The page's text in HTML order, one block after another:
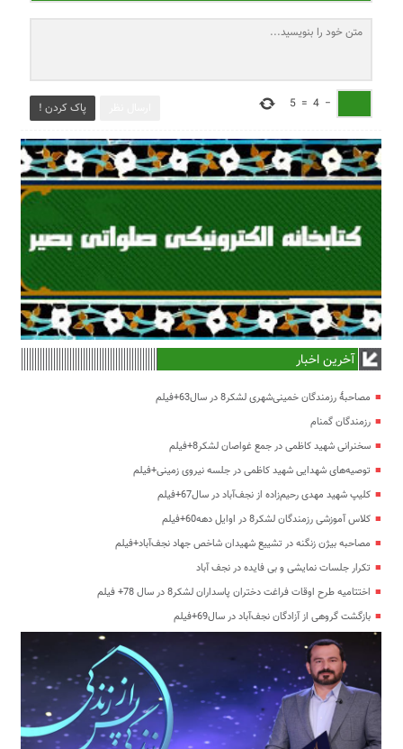
پاک کردن ! −
4
=
5
آخرین اخبار
مصاحبۀ رزمندگان خمینی‌شهری لشکر8 در سال63+فیلم
رزمندگان گمنام
سخنرانی شهید کاظمی در جمع غواصان لشکر8+فیلم
توصیه‌های شهدایی شهید کاظمی در جلسه نیروی زمینی+فیلم
کلیپ شهید مهدی رحیم‌زاده از نجف‌آباد در سال67+فیلم
کلاس آموزشی رزمندگان لشکر8 در اوایل دهه60+فیلم
مصاحبه بیژن زنگنه در تشییع شهیدان شاخص جهاد نجف‌آباد+فیلم
تکرار جلسات نمایشی و بی فایده در نجف آباد
اختتامیه طرح اوقات فراغت دختران پاسداران لشکر8 در سال 78+ فیلم
بازگشت گروهی از آزادگان نجف‌آباد در سال69+فیلم